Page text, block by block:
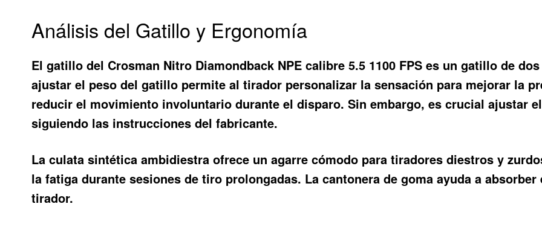
Análisis del Gatillo y Ergonomía
El gatillo del Crosman Nitro Diamondback NPE calibre 5.5 1100 FPS es un gatillo de
ajustar el peso del gatillo permite al tirador personalizar la sensación para mejorar la
reducir el movimiento involuntario durante el disparo. Sin embargo, es crucial ajustar
siguiendo las instrucciones del fabricante.
La culata sintética ambidiestra ofrece un agarre cómodo para tiradores diestros y
la fatiga durante sesiones de tiro prolongadas. La cantonera de goma ayuda a
tirador.